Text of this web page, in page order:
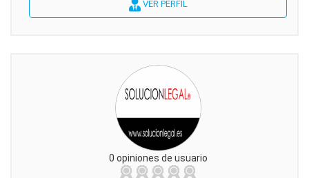
VER PERFIL
0 opiniones de usuario